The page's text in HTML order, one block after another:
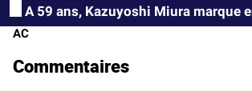
A 59 ans, Kazuyoshi Miura marque
AC
Commentaires